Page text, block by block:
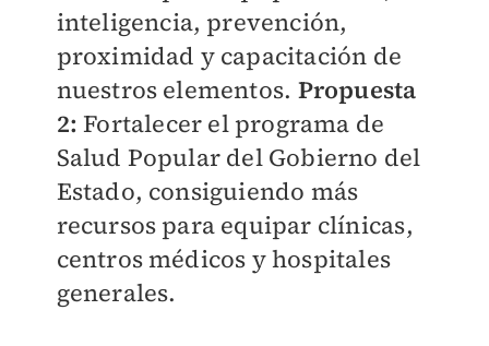
inteligencia, prevención,
proximidad y capacitación de
nuestros elementos. Propuesta
2: Fortalecer el programa de
Salud Popular del Gobierno del
Estado, consiguiendo más
recursos para equipar clínicas,
centros médicos y hospitales
generales.